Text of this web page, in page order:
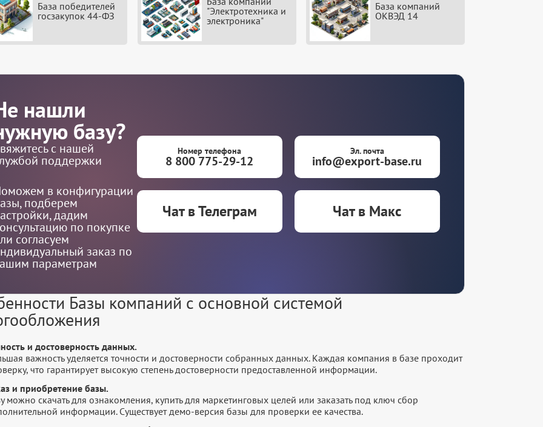
База победителей
госзакупок 44-ФЗ
"Электротехника и
электроника"
База компаний
ОКВЭД 14
нашли
базу?
с нашей
поддержки
в конфигурации
подберем
дадим
по покупке
согласуем
заказ по
параметрам
Номер телефона
8 800 775-29-12
Эл. почта
info@export-base.ru
Чат в Телеграм Чат в Макс
Базы компаний с основной системой
и достоверность данных.
важность уделяется точности и достоверности собранных данных. Каждая компания в базе проходит
что гарантирует высокую степень достоверности предоставленной информации.
и приобретение базы.
можно скачать для ознакомления, купить для маркетинговых целей или заказать под ключ сбор
информации. Существует демо-версия базы для проверки ее качества.